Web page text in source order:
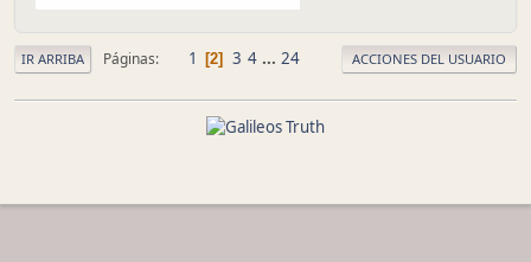
IR ARRIBA Páginas 1 2 3 4 ... 24 ACCIONES DEL USUARIO